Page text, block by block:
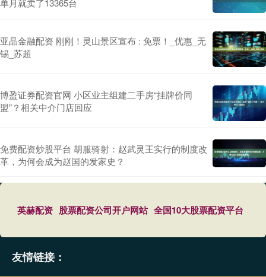
单月就卖了13365台
亚晶金融配资 刚刚！灵山景区宣布 : 免票！_优惠_无
锡_苏超
博盈证券配资官网 小区业主组建二手房“挂牌价同
盟”？相关中介门店回应
免费配资炒股平台 胡服骑射：赵武灵王实行的制度改
革，为何会成为赵国的发家史？
英赫配资 股票配资公司开户网站 全国10大股票配资平台
友情链接：